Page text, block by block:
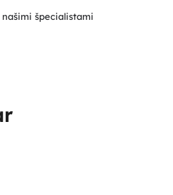
špecialistami